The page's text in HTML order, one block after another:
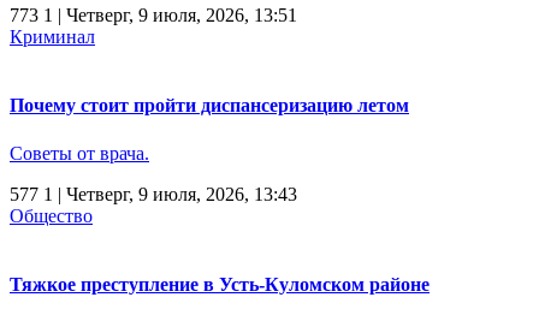
773 1 | Четверг, 9 июля, 2026, 13:51
Криминал
Почему стоит пройти диспансеризацию летом
Советы от врача.
577 1 | Четверг, 9 июля, 2026, 13:43
Общество
Тяжкое преступление в Усть-Куломском районе